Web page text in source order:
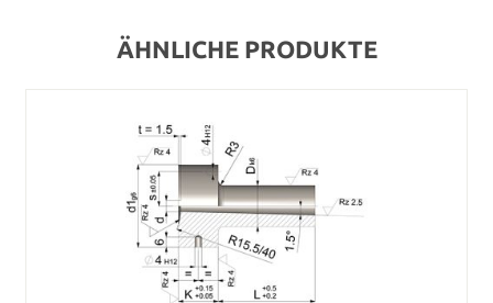
ÄHNLICHE PRODUKTE